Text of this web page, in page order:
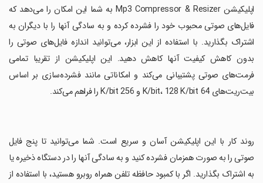
اپلیکیشن Mp3 Compressor & Resizer به شما این امکان را می‌دهد که
فایل‌های صوتی محبوب خود را فشرده کرده و به سادگی آنها را با دیگران به
اشتراک بگذارید. با استفاده از این ابزار، می‌توانید اندازه فایل‌های صوتی را
بدون کاهش کیفیت‌ آنها کاهش دهید. این اپلیکیشن از تقریبا تمامی
فرمت‌های صوتی پشتیبانی می‌کند و امکاناتی مانند فشرده‌سازی بر اساس
بیت‌ریت‌های 64 K/bit، 128 K/bit و 256 K/bit را فراهم می‌کند.
‏روند کار با این اپلیکیشن آسان و سریع است. شما می‌توانید تا پنج فایل
صوتی را به صورت همزمان فشرده کنید و به سادگی آنها را در دستگاه ذخیره یا
به اشتراک بگذارید. اگر با کمبود حافظه تلفن همراه روبرو هستید، با استفاده از